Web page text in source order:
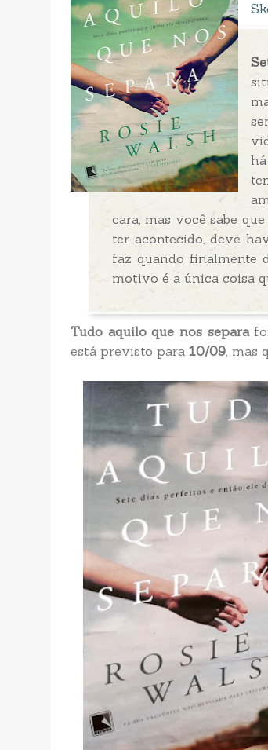
cara, mas você sabe
ter acontecido, deve
faz quando finalmente
motivo é a única coisa
Tudo aquilo que nos separafoi
está previsto para 10/09, mas